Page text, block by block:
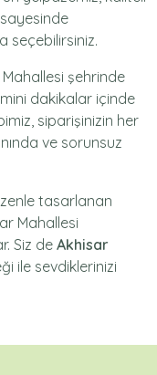
sayesinde
seçebilirsiniz.
şehrinde
dakikalar içinde
siparişinizin her
ve sorunsuz
tasarlanan
Mahallesi
Siz de Akhisar
ile sevdiklerinizi